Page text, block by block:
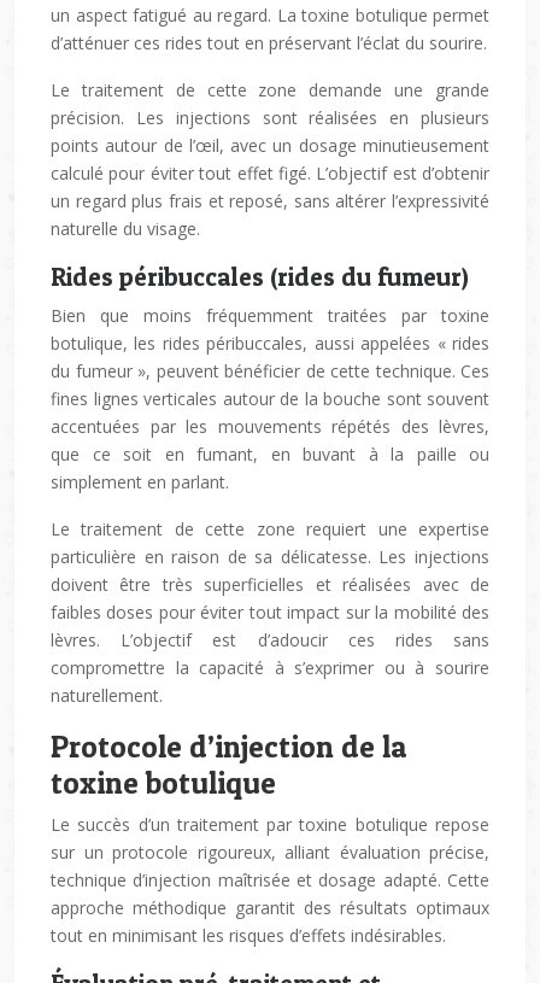
un aspect fatigué au regard. La toxine botulique permet
d’atténuer ces rides tout en préservant l’éclat du sourire.
Le traitement de cette zone demande une grande
précision. Les injections sont réalisées en plusieurs
points autour de l’œil, avec un dosage minutieusement
calculé pour éviter tout effet figé. L’objectif est d’obtenir
un regard plus frais et reposé, sans altérer l’expressivité
naturelle du visage.
Rides péribuccales (rides du fumeur)
Bien que moins fréquemment traitées par toxine
botulique, les rides péribuccales, aussi appelées « rides
du fumeur », peuvent bénéficier de cette technique. Ces
fines lignes verticales autour de la bouche sont souvent
accentuées par les mouvements répétés des lèvres,
que ce soit en fumant, en buvant à la paille ou
simplement en parlant.
Le traitement de cette zone requiert une expertise
particulière en raison de sa délicatesse. Les injections
doivent être très superficielles et réalisées avec de
faibles doses pour éviter tout impact sur la mobilité des
lèvres. L’objectif est d’adoucir ces rides sans
compromettre la capacité à s’exprimer ou à sourire
naturellement.
Protocole d’injection de la
toxine botulique
Le succès d’un traitement par toxine botulique repose
sur un protocole rigoureux, alliant évaluation précise,
technique d’injection maîtrisée et dosage adapté. Cette
approche méthodique garantit des résultats optimaux
tout en minimisant les risques d’effets indésirables.